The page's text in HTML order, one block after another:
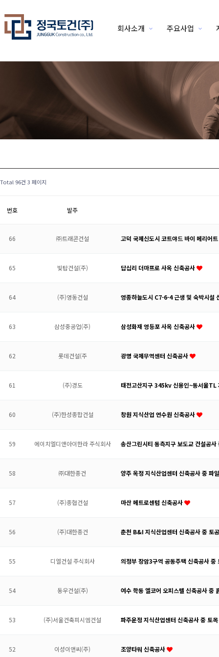
회사소개 주요사업
Total 96건 3 페이지
번호 발주
66 ㈜트래콘건설 고덕 국제신도시 코트야드 바이 메리어
65 빛탑건설(주) 답십리 더마프로 사옥 신축공사
64 (주)영동건설 영종하늘도시 C7-6-4 근생 및 숙박시설
63 삼성중공업(주) 삼성화재 영등포 사옥 신축공사
62 롯데건설(주 광명 국제무역센터 신축공사
61 (주)경도 태전고산지구 345kv 신용인~동서울TL
60 (주)한성종합건설 창원 지식산업 연수원 신축공사
59 에이치엘디앤아이한라 주식회사 송산그린시티 동측지구 보도교 건설공
58 ㈜대한종건 양주 옥정 지식산업센터 신축공사 중 파
57 (주)종협건설 마산 메트로센텀 신축공사
56 (주)대한종건 춘천 B&I 지식산업센터 신축공사 중 토
55 디엘건설 주식회사 의정부 장암3구역 공동주택 신축공사 중
54 동우건설(주) 여수 학동 엘코어 오피스텔 신축공사 중
53 (주)서울건축피시엠건설 파주운정 지식산업센터 신축공사 중 토
52 이성이앤씨(주) 조양타워 신축공사